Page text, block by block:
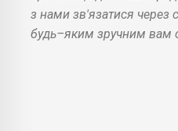
з нами зв'язатися через
будь–яким зручним вам